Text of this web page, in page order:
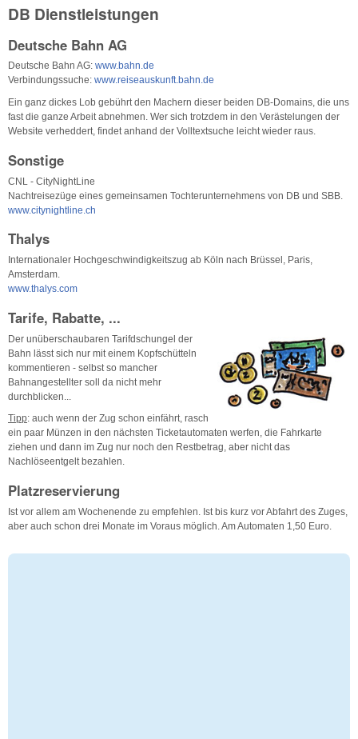
DB Dienstleistungen
Deutsche Bahn AG
Deutsche Bahn AG: www.bahn.de
Verbindungssuche: www.reiseauskunft.bahn.de
Ein ganz dickes Lob gebührt den Machern dieser beiden DB-Domains, die uns
fast die ganze Arbeit abnehmen. Wer sich trotzdem in den Verästelungen der
Website verheddert, findet anhand der Volltextsuche leicht wieder raus.
Sonstige
CNL - CityNightLine
Nachtreisezüge eines gemeinsamen Tochterunternehmens von DB und SBB.
www.citynightline.ch
Thalys
Internationaler Hochgeschwindigkeitszug ab Köln nach Brüssel, Paris,
Amsterdam.
www.thalys.com
Tarife, Rabatte, ...
Der unüberschaubaren Tarifdschungel der
Bahn lässt sich nur mit einem Kopfschütteln
kommentieren - selbst so mancher
Bahnangestellter soll da nicht mehr
durchblicken...
Tipp: auch wenn der Zug schon einfährt, rasch
ein paar Münzen in den nächsten Ticketautomaten werfen, die Fahrkarte
ziehen und dann im Zug nur noch den Restbetrag, aber nicht das
Nachlöseentgelt bezahlen.
Platzreservierung
Ist vor allem am Wochenende zu empfehlen. Ist bis kurz vor Abfahrt des Zuges,
aber auch schon drei Monate im Voraus möglich. Am Automaten 1,50 Euro.